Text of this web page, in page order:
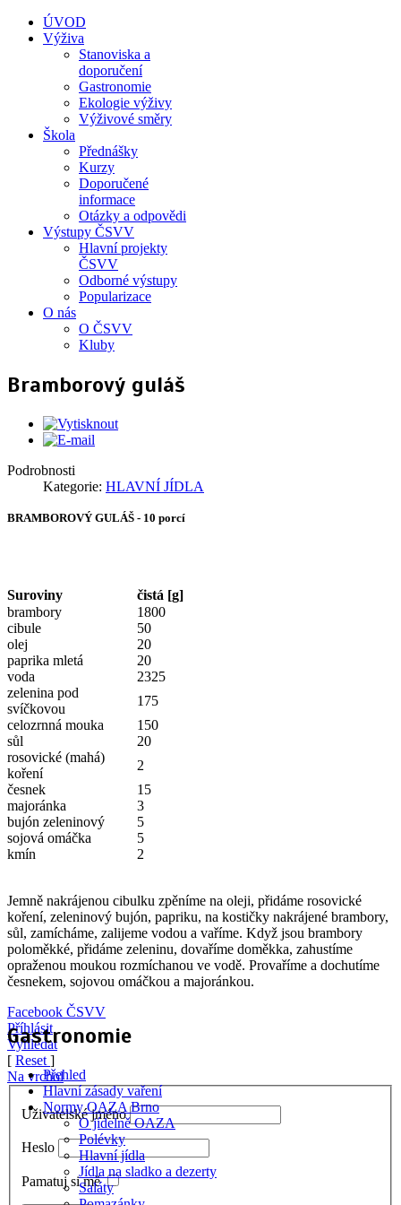
ÚVOD
Výživa
Stanoviska a
doporučení
Gastronomie
Ekologie výživy
Výživové směry
Škola
Přednášky
Kurzy
Doporučené
informace
Otázky a odpovědi
Výstupy ČSVV
Hlavní projekty
ČSVV
Odborné výstupy
Popularizace
O nás
O ČSVV
Kluby
Bramborový guláš
Podrobnosti
Kategorie: HLAVNÍ JÍDLA
BRAMBOROVÝ GULÁŠ - 10 porcí
Suroviny
čistá [g]
brambory
1800
cibule
50
olej
20
paprika mletá
20
voda
2325
zelenina pod
svíčkovou
175
celozrnná mouka
150
sůl
20
rosovické (mahá)
koření
2
česnek
15
majoránka
3
bujón zeleninový
5
sojová omáčka
5
kmín
2
Jemně nakrájenou cibulku zpěníme na oleji, přidáme rosovické
koření, zeleninový bujón, papriku, na kostičky nakrájené brambory,
sůl, zamícháme, zalijeme vodou a vaříme. Když jsou brambory
poloměkké, přidáme zeleninu, dovaříme doměkka, zahustíme
opraženou moukou rozmíchanou ve vodě. Provaříme a dochutíme
česnekem, sojovou omáčkou a majoránkou.
Gastronomie
Přehled
Hlavní zásady vaření
Normy OAZA Brno
O jídelně OAZA
Polévky
Hlavní jídla
Jídla na sladko a dezerty
Saláty
Facebook ČSVV
Příhlásit
Vyhledat
[ Reset ]
Na vrchol
Uživatelské jméno
Heslo
Pamatuj si mě